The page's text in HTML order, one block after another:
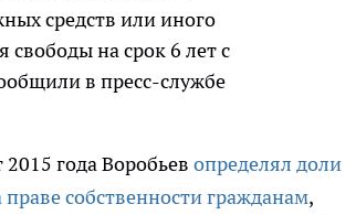
средств или иного
на срок 6 лет с
в пресс-службе
года Воробьев определял доли
собственности гражданам,